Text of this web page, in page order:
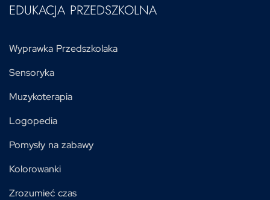
EDUKACJA PRZEDSZKOLNA
Wyprawka Przedszkolaka
Sensoryka
Muzykoterapia
Logopedia
Pomysły na zabawy
Kolorowanki
Zrozumieć czas